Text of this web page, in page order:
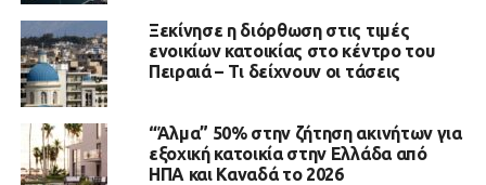
Ξεκίνησε η διόρθωση στις τιμές
ενοικίων κατοικίας στο κέντρο του
Πειραιά – Τι δείχνουν οι τάσεις
“Άλμα” 50% στην ζήτηση ακινήτων για
εξοχική κατοικία στην Ελλάδα από
ΗΠΑ και Καναδά το 2026